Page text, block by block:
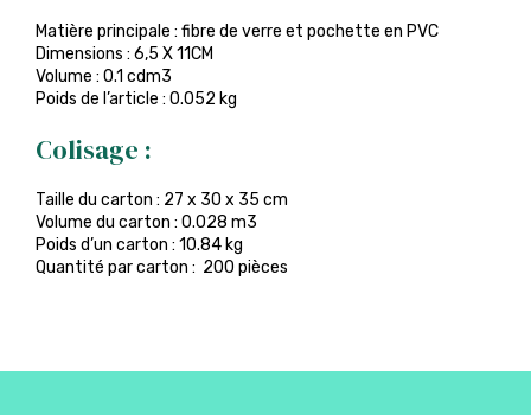
Matière principale : fibre de verre et pochette en PVC
Dimensions : 6,5 X 11CM
Volume : 0.1 cdm3
Poids de l’article : 0.052 kg
Colisage :
Taille du carton : 27 x 30 x 35 cm
Volume du carton : 0.028 m3
Poids d’un carton : 10.84 kg
Quantité par carton : 200 pièces